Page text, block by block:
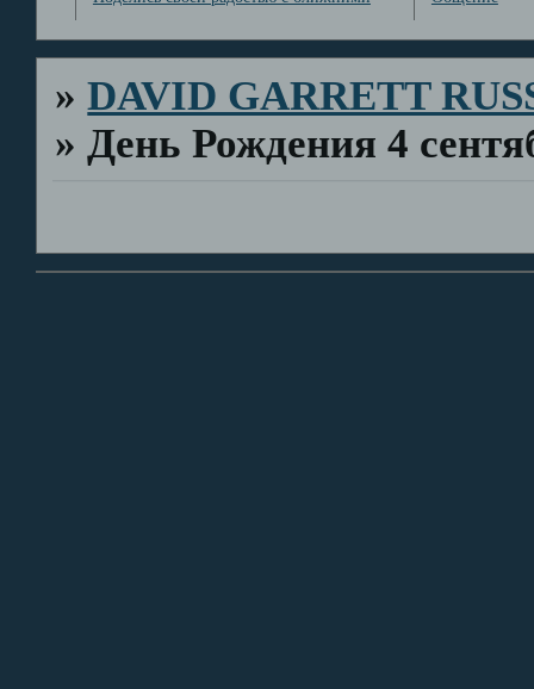
»DAVID GARRETT
»День Рождения 4